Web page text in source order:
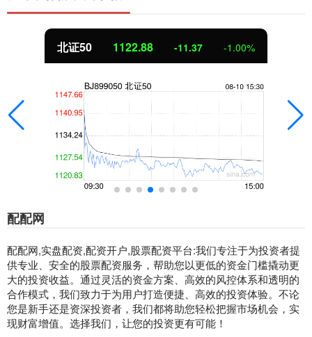
北证50 1122.88 -11.37 -1.00%
配配网
配配网,实盘配资,配资开户,股票配资平台:我们专注于为投资者提
供专业、安全的股票配资服务，帮助您以更低的资金门槛撬动更
大的投资收益。通过灵活的资金方案、高效的风控体系和透明的
合作模式，我们致力于为用户打造便捷、高效的投资体验。不论
您是新手还是资深投资者，我们都将助您轻松把握市场机会，实
现财富增值。选择我们，让您的投资更有可能！